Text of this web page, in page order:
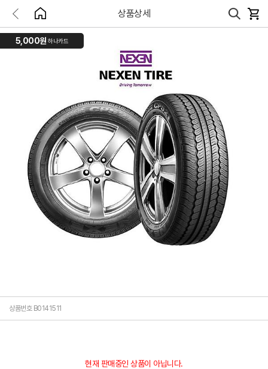
상품상세
5,000원 하나카드
상품번호 B0141511
현재 판매중인 상품이 아닙니다.